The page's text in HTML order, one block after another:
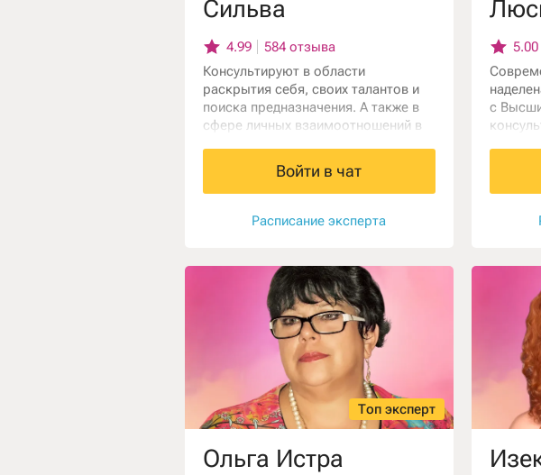
Сильва
4.99
584 отзыва
Консультируют в области
раскрытия себя, своих талантов и
поиска предназначения. А также в
сфере личных взаимоотношений в
ясновидение, карты Таро и
психологию личности.
Войти в чат
Расписание эксперта
5.00
с
Топ эксперт
Ольга Истра